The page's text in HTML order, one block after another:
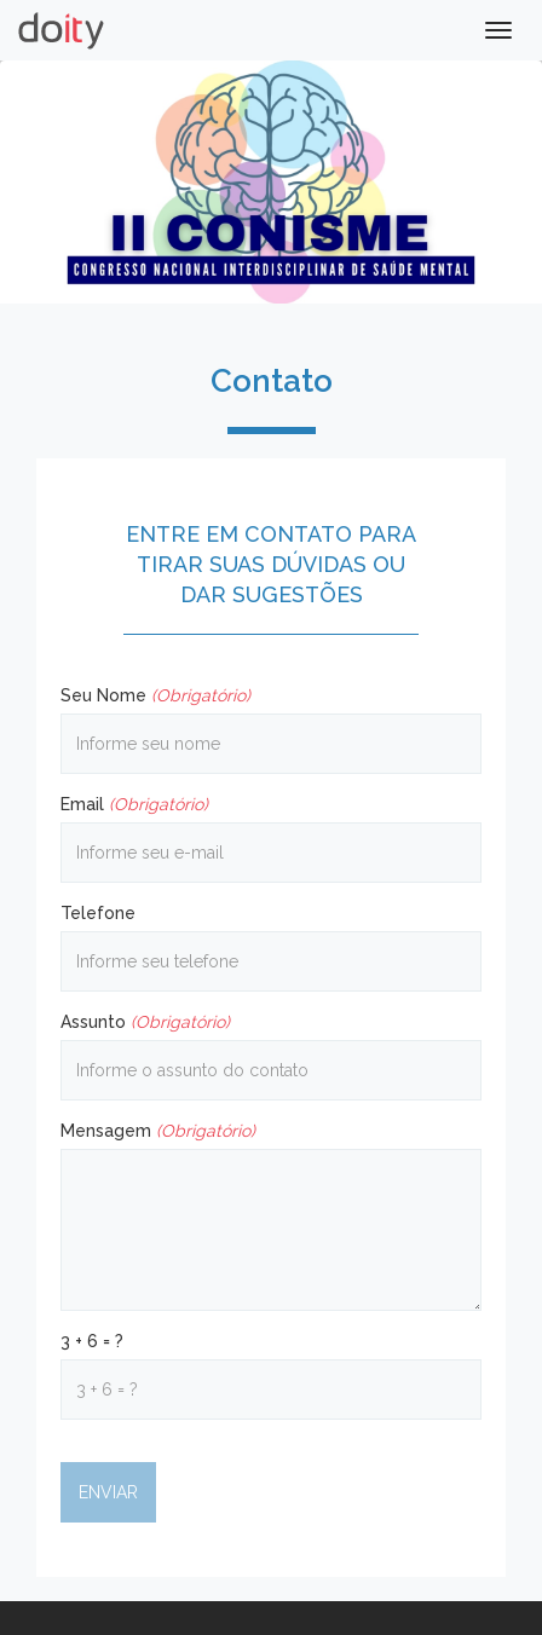
Contato
ENTRE EM CONTATO PARA
TIRAR SUAS DÚVIDAS OU
DAR SUGESTÕES
Seu Nome (Obrigatório)
Email (Obrigatório)
Telefone
Assunto (Obrigatório)
Mensagem (Obrigatório)
3 + 6 = ?